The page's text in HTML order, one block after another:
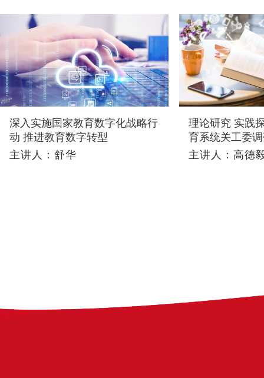
深入实施国家教育数字化战略行
动 推进教育数字转型
主讲人：舒华
理论研究 实践
育系统关工委
规范
主讲人：高德